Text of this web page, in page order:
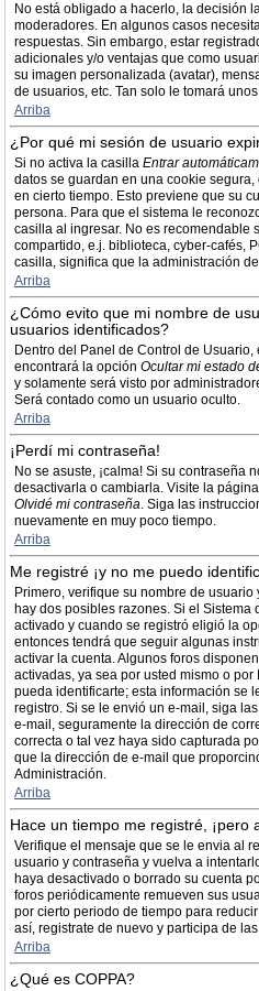
No está obligado a hacerlo, la decisión
moderadores. En algunos casos
respuestas. Sin embargo, estar
adicionales y/o ventajas que como
su imagen personalizada (avatar),
de usuarios, etc. Tan solo le tomará
Arriba
¿Por qué mi sesión de usuario
Si no activa la casilla Entrar
datos se guardan en una cookie
en cierto tiempo. Esto previene que su
persona. Para que el sistema le
casilla al ingresar. No es recomendable
compartido, e.j. biblioteca, cyber-cafés,
casilla, significa que la administración
Arriba
¿Cómo evito que mi nombre de
usuarios identificados?
Dentro del Panel de Control de Usuario,
encontrará la opción Ocultar mi estado
y solamente será visto por
Será contado como un usuario oculto.
Arriba
¡Perdí mi contraseña!
No se asuste, ¡calma! Si su contraseña
desactivarla o cambiarla. Visite la
Olvidé mi contraseña. Siga las
nuevamente en muy poco tiempo.
Arriba
Me registré ¡y no me puedo
Primero, verifique su nombre de
hay dos posibles razones. Si el Sistema
activado y cuando se registró eligió la
entonces tendrá que seguir algunas
activar la cuenta. Algunos foros
activadas, ya sea por usted mismo o
pueda identificarte; esta información se
registro. Si se le envió un e-mail, siga
e-mail, seguramente la dirección de
correcta o tal vez haya sido capturada
que la dirección de e-mail que
Administración.
Arriba
Hace un tiempo me registré, ¡pero
Verifique el mensaje que se le envia al
usuario y contraseña y vuelva a
haya desactivado o borrado su cuenta
foros periódicamente remueven sus
por cierto periodo de tiempo para
así, registrate de nuevo y participa de
Arriba
¿Qué es COPPA?